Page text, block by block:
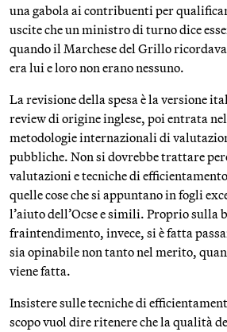
una gabola ai contribuenti per
uscite che un ministro di turno dice
quando il Marchese del Grillo
era lui e loro non erano nessuno.
La revisione della spesa è la versione
review di origine inglese, poi entrata
metodologie internazionali di
pubbliche. Non si dovrebbe trattare
valutazioni e tecniche di
quelle cose che si appuntano in fogli
l’aiuto dell’Ocse e simili. Proprio sulla
fraintendimento, invece, si è fatta
sia opinabile non tanto nel merito,
viene fatta.
Insistere sulle tecniche di
scopo vuol dire ritenere che la qualità